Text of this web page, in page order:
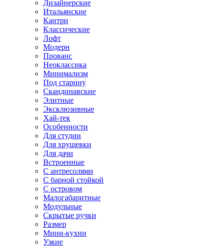
Дизайнерские
Итальянские
Кантри
Классические
Лофт
Модерн
Прованс
Неоклассика
Минимализм
Под старину
Скандинавские
Элитные
Эксклюзивные
Хай-тек
Особенности
Для студии
Для хрущевки
Для дачи
Встроенные
С антресолями
С барной стойкой
С островом
Малогабаритные
Модульные
Скрытые ручки
Размер
Мини-кухни
Узкие